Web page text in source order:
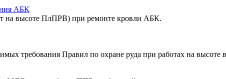
на высоте ПлПРВ) при ремонте кровли АБК.
требования Правил по охране руда при работах на высоте